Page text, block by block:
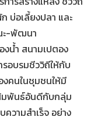
บ่อเลี้ยงปลา และ
ะ-พัฒนา
น้ำ สนามเปตอง
รอบรมชีววิถีให้กับ
คนในชุมชนให้มี
มพันธ์อันดีกับกลุ่ม
วามสำเร็จ อย่าง